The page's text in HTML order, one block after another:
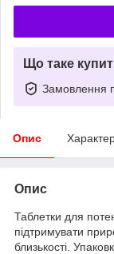
Що таке
Замовлення
Опис
Опис
Таблетки для
підтримувати
близькості.